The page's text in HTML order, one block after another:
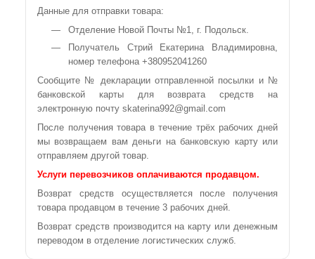
Данные для отправки товара:
Отделение Новой Почты №1, г. Подольск.
Получатель Стрий Екатерина Владимировна,
номер телефона +380952041260
Сообщите № декларации отправленной посылки и №
банковской карты для возврата средств на
электронную почту skaterina992@gmail.com
После получения товара в течение трёх рабочих дней
мы возвращаем вам деньги на банковскую карту или
отправляем другой товар.
Услуги перевозчиков оплачиваются продавцом.
Возврат средств осуществляется после получения
товара продавцом в течение 3 рабочих дней.
Возврат средств производится на карту или денежным
переводом в отделение логистических служб.